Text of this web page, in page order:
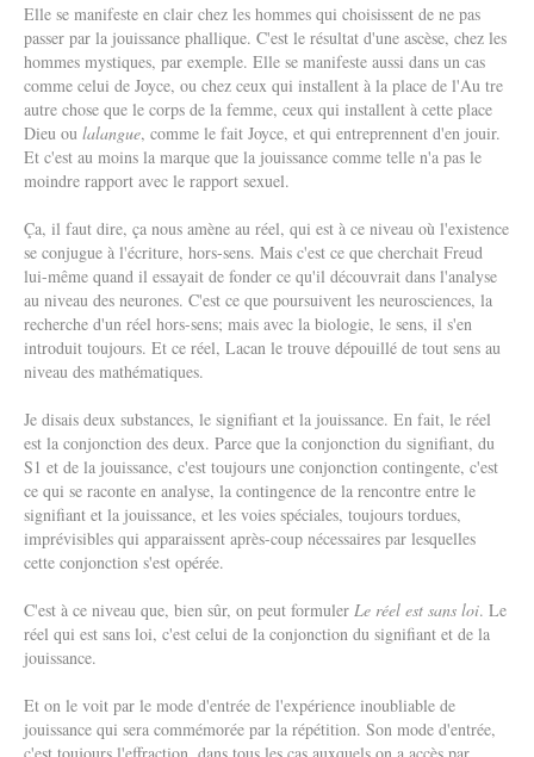
Elle se manifeste en clair chez les hommes qui choisissent de ne pas
passer par la jouissance phallique. C'est le résultat d'une ascèse, chez les
hommes mystiques, par exemple. Elle se manifeste aussi dans un cas
comme celui de Joyce, ou chez ceux qui installent à la place de l'Au tre
autre chose que le corps de la femme, ceux qui installent à cette place
Dieu ou lalangue, comme le fait Joyce, et qui entreprennent d'en jouir.
Et c'est au moins la marque que la jouissance comme telle n'a pas le
moindre rapport avec le rapport sexuel.
Ça, il faut dire, ça nous amène au réel, qui est à ce niveau où l'existence
se conjugue à l'écriture, hors-sens. Mais c'est ce que cherchait Freud
lui-même quand il essayait de fonder ce qu'il découvrait dans l'analyse
au niveau des neurones. C'est ce que poursuivent les neurosciences, la
recherche d'un réel hors-sens; mais avec la biologie, le sens, il s'en
introduit toujours. Et ce réel, Lacan le trouve dépouillé de tout sens au
niveau des mathématiques.
Je disais deux substances, le signifiant et la jouissance. En fait, le réel
est la conjonction des deux. Parce que la conjonction du signifiant, du
S1 et de la jouissance, c'est toujours une conjonction contingente, c'est
ce qui se raconte en analyse, la contingence de la rencontre entre le
signifiant et la jouissance, et les voies spéciales, toujours tordues,
imprévisibles qui apparaissent après-coup nécessaires par lesquelles
cette conjonction s'est opérée.
C'est à ce niveau que, bien sûr, on peut formuler Le réel est sans loi. Le
réel qui est sans loi, c'est celui de la conjonction du signifiant et de la
jouissance.
Et on le voit par le mode d'entrée de l'expérience inoubliable de
jouissance qui sera commémorée par la répétition. Son mode d'entrée,